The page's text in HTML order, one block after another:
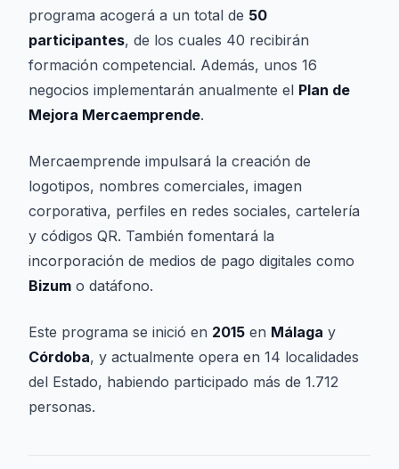
programa acogerá a un total de 50
participantes, de los cuales 40 recibirán
formación competencial. Además, unos 16
negocios implementarán anualmente el Plan de
Mejora Mercaemprende.
Mercaemprende impulsará la creación de
logotipos, nombres comerciales, imagen
corporativa, perfiles en redes sociales, cartelería
y códigos QR. También fomentará la
incorporación de medios de pago digitales como
Bizum o datáfono.
Este programa se inició en 2015 en Málaga y
Córdoba, y actualmente opera en 14 localidades
del Estado, habiendo participado más de 1.712
personas.